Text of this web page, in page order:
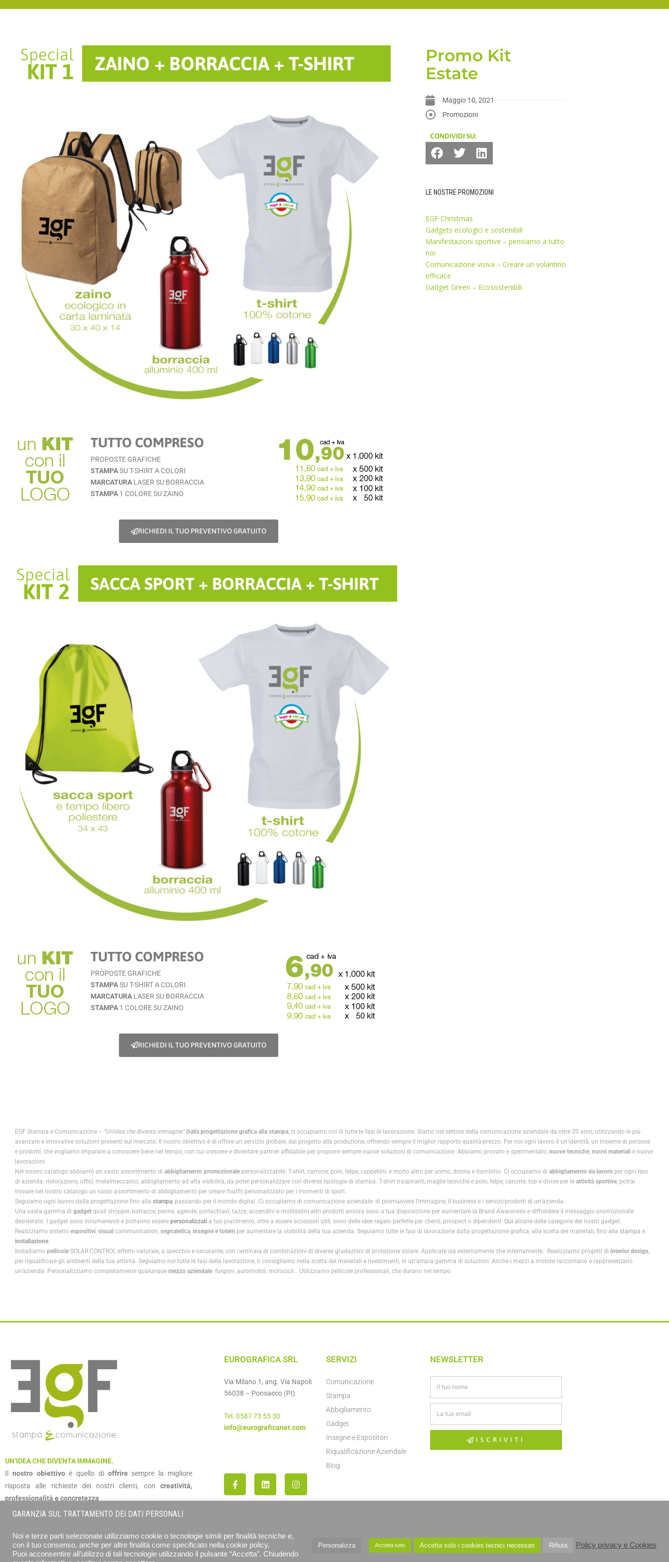
Special
KIT 1 ZAINO + BORRACCIA + T-SHIRT
TUTTO COMPRESO
PROPOSTE GRAFICHE
STAMPASU T-SHIRT A COLORI
MARCATURALASER SU BORRACCIA
STAMPA1 COLORE SU ZAINO
RICHIEDI IL TUO PREVENTIVO GRATUITO
Special
KIT 2 SACCA SPORT + BORRACCIA + T-SHIRT
TUTTO COMPRESO
PROPOSTE GRAFICHE
STAMPASU T-SHIRT A COLORI
MARCATURALASER SU BORRACCIA
STAMPA1 COLORE SU ZAINO
RICHIEDI IL TUO PREVENTIVO GRATUITO
Promo Kit
Estate
Maggio 10, 2021
Promozioni
CONDIVIDI SU:
LE NOSTRE PROMOZIONI
EGF Christmas
Gadgets ecologici e sostenibili
Manifestazioni sportive – pensiamo a tutto
noi
Comunicazione visiva – Creare un volantino
efficace
Gadget Green – Ecosostenibili
EGF Stampa e Comunicazione – “Un’idea che diventa immagine” Dalla progettazione grafica alla stampa, ci occupiamo noi di tutte le fasi di lavorazione. Siamo nel settore della comunicazione aziendale da oltre 20 anni, utilizzando le più
avanzate e innovative soluzioni presenti sul mercato. Il nostro obiettivo è di offrire un servizio globale, dal progetto alla produzione, offrendo sempre il miglior rapporto qualità-prezzo. Per noi ogni lavoro è un’identità, un insieme di persone
e prodotti, che vogliamo imparare a conoscere bene nel tempo, con cui crescere e diventare partner affidabile per proporre sempre nuove soluzioni di comunicazione. Abbiamo provato e sperimentato, nuove tecniche, nuovi materiali e nuove
lavorazioni.
Nel nostro catalogo abbiamo un vasto assortimento di abbigliamento promozionale personalizzabile. T-shirt, camicie, polo, felpe, cappellini, e molto altro per uomo, donna e bambino. Ci occupiamo di abbigliamento da lavoro per ogni tipo
di azienda: ristorazione, uffici, metalmeccanici, abbigliamento ad alta visibilità, da poter personalizzare con diverse tipologie di stampa. T-shirt traspiranti, maglie tecniche e polo, felpe, canotte, top e divise per le attività sportive, potrai
trovare nel nostro catalogo un vasto assortimento di abbigliamento per creare l’outfit personalizzato per i momenti di sport.
Seguiamo ogni lavoro dalla progettazione fino alla stampa, passando per il mondo digital. Ci occupiamo di comunicazione aziendale: di promuovere l’immagine, il business e i servizi/prodotti di un’azienda.
Una vasta gamma di gadget quali shopper, borracce, penne, agende, portachiavi, tazze, accendini e moltissimi altri prodotti ancora sono a tua disposizione per aumentare la Brand Awareness e diffondere il messaggio promozionale
desiderato. I gadget sono innumerevoli e potranno essere personalizzati a tuo piacimento, oltre a essere accessori utili, sono delle idee regalo perfette per clienti, prospect o dipendenti. Qui alcune delle categorie dei nostri gadget.
Realizziamo sistemi espositivi, visual communication, segnaletica, insegne e totem per aumentare la visibilità della tua azienda. Seguiamo tutte le fasi di lavorazione dalla progettazione grafica, alla scelta dei materiali, fino alla stampa e
installazione.
Installiamo pellicole SOLAR CONTROL effetto naturale, a specchio e oscurante, con centinaia di combinazioni di diverse gradazioni di protezione solare. Applicate sia esternamente che internamente. Realizziamo progetti di interior design,
per riqualificare gli ambienti della tua attività. Seguiamo noi tutte le fasi della lavorazione, ti consigliamo nella scelta dei materiali e rivestimenti, in un’ampia gamma di soluzioni Anche i mezzi a motore raccontano e rappresentano
un’azienda. Personalizziamo completamente qualunque mezzo aziendale: furgoni, automobili, motocicli… Utilizziamo pellicole professionali, che durano nel tempo.
UN’IDEA CHE DIVENTA IMMAGINE.
Il nostro obiettivoè quello di offriresempre la migliore
risposta alle richieste dei nostri clienti, con creatività,
professionalità e concretezza
EUROGRAFICA SRL
Via Milano 1, ang. Via Napoli
56038 – Ponsacco (PI)
Tel. 0587 73 55 30
info@eurograficanet.com
SERVIZI
Comunicazione
Stampa
Abbigliamento
Gadget
Insegne e Espositori
Riqualificazione Aziendale
Blog
NEWSLETTER
ISCRIVITI
GARANZIA SUL TRATTAMENTO DEI DATI PERSONALI
Noi e terze parti selezionate utilizziamo cookie o tecnologie simili per finalità tecniche e,
con il tuo consenso, anche per altre finalità come specificato nella cookie policy.
Puoi acconsentire all’utilizzo di tali tecnologie utilizzando il pulsante “Accetta”. Chiudendo
Personalizza Accetta tutto Accetta solo i cookies tecnici necessari Rifiuta Policy privacy e Cookies